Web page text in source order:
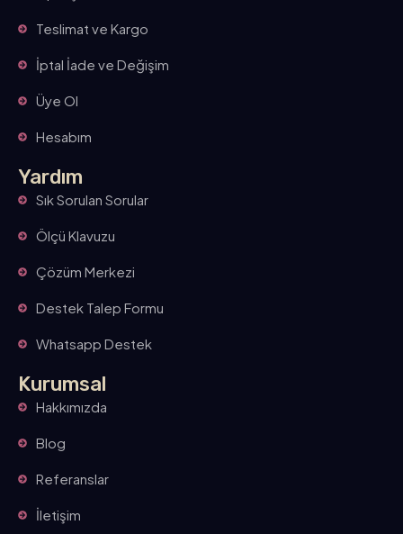
Teslimat ve Kargo
İptal İade ve Değişim
Üye Ol
Hesabım
Yardım
Sık Sorulan Sorular
Ölçü Klavuzu
Çözüm Merkezi
Destek Talep Formu
Whatsapp Destek
Kurumsal
Hakkımızda
Blog
Referanslar
İletişim